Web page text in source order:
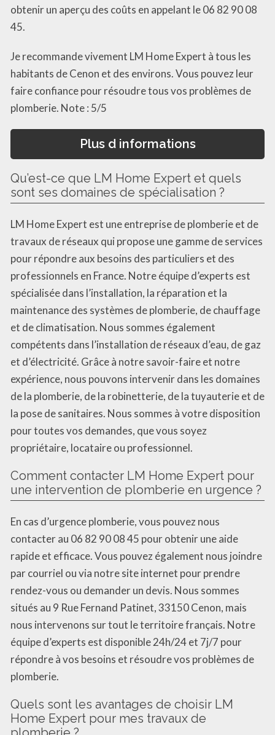
obtenir un aperçu des coûts en appelant le 06 82 90 08
45.
Je recommande vivement LM Home Expert à tous les
habitants de Cenon et des environs. Vous pouvez leur
faire confiance pour résoudre tous vos problèmes de
plomberie. Note : 5/5
Plus d informations
Qu’est-ce que LM Home Expert et quels
sont ses domaines de spécialisation ?
LM Home Expert est une entreprise de plomberie et de
travaux de réseaux qui propose une gamme de services
pour répondre aux besoins des particuliers et des
professionnels en France. Notre équipe d’experts est
spécialisée dans l’installation, la réparation et la
maintenance des systèmes de plomberie, de chauffage
et de climatisation. Nous sommes également
compétents dans l’installation de réseaux d’eau, de gaz
et d’électricité. Grâce à notre savoir-faire et notre
expérience, nous pouvons intervenir dans les domaines
de la plomberie, de la robinetterie, de la tuyauterie et de
la pose de sanitaires. Nous sommes à votre disposition
pour toutes vos demandes, que vous soyez
propriétaire, locataire ou professionnel.
Comment contacter LM Home Expert pour
une intervention de plomberie en urgence ?
En cas d’urgence plomberie, vous pouvez nous
contacter au 06 82 90 08 45 pour obtenir une aide
rapide et efficace. Vous pouvez également nous joindre
par courriel ou via notre site internet pour prendre
rendez-vous ou demander un devis. Nous sommes
situés au 9 Rue Fernand Patinet, 33150 Cenon, mais
nous intervenons sur tout le territoire français. Notre
équipe d’experts est disponible 24h/24 et 7j/7 pour
répondre à vos besoins et résoudre vos problèmes de
plomberie.
Quels sont les avantages de choisir LM
Home Expert pour mes travaux de